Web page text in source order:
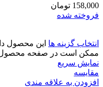
158,000 تومان
فروخته شده
انتخاب گزینه ها این محصول
ممکن است در صفحه محصول
نمایش سریع
مقايسه
افزودن به علاقه مندی